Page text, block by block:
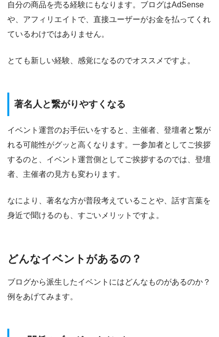
自分の商品を売る経験にもなります。ブログはAdSense
や、アフィリエイトで、直接ユーザーがお金を払ってくれ
ているわけではありません。
とても新しい経験、感覚になるのでオススメですよ。
著名人と繋がりやすくなる
イベント運営のお手伝いをすると、主催者、登壇者と繋が
れる可能性がグッと高くなります。一参加者としてご挨拶
するのと、イベント運営側としてご挨拶するのでは、登壇
者、主催者の見方も変わります。
なにより、著名な方が普段考えていることや、話す言葉を
身近で聞けるのも、すごいメリットですよ。
どんなイベントがあるの？
ブログから派生したイベントにはどんなものがあるのか？
例をあげてみます。